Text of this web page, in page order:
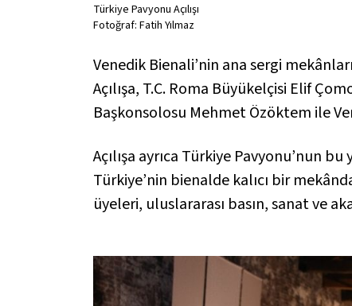
Türkiye Pavyonu Açılışı
Fotoğraf: Fatih Yılmaz
Venedik Bienali’nin ana sergi
Açılışa, T.C. Roma Büyükelçisi Elif
Başkonsolosu Mehmet Özöktem ile
Açılışa ayrıca Türkiye Pavyonu’nun
Türkiye’nin bienalde kalıcı bir
üyeleri, uluslararası basın, sanat ve